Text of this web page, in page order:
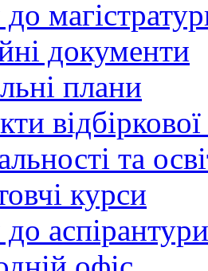
документи
плани
та
курси
аспірантури